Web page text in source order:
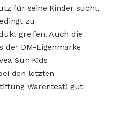
für seine Kinder sucht,
zu
greifen. Auch die
der DM-Eigenmarke
Sun Kids
den letzten
Warentest) gut